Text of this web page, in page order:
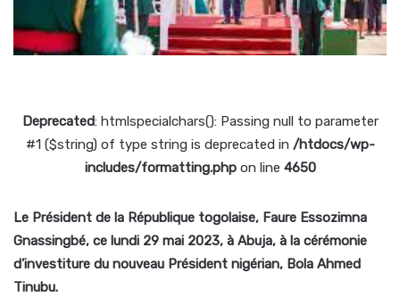
Deprecated: htmlspecialchars(): Passing null to parameter
#1 ($string) of type string is deprecated in /htdocs/wp-
includes/formatting.phpon line 4650
Le Président de la République togolaise, Faure Essozimna
Gnassingbé, ce lundi 29 mai 2023, à Abuja, à la cérémonie
d’investiture du nouveau Président nigérian, Bola Ahmed
Tinubu.